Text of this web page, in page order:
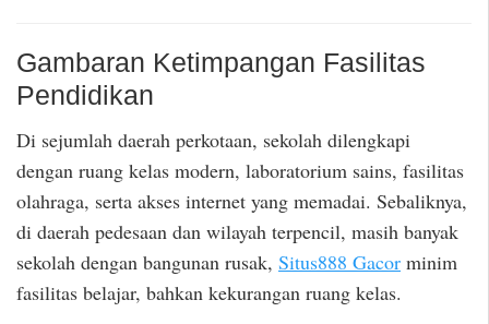
Gambaran Ketimpangan Fasilitas
Pendidikan
Di sejumlah daerah perkotaan, sekolah dilengkapi
dengan ruang kelas modern, laboratorium sains, fasilitas
olahraga, serta akses internet yang memadai. Sebaliknya,
di daerah pedesaan dan wilayah terpencil, masih banyak
sekolah dengan bangunan rusak, Situs888 Gacor minim
fasilitas belajar, bahkan kekurangan ruang kelas.